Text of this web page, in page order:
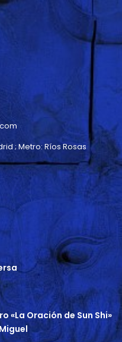
«La Oración de Sun Shi»